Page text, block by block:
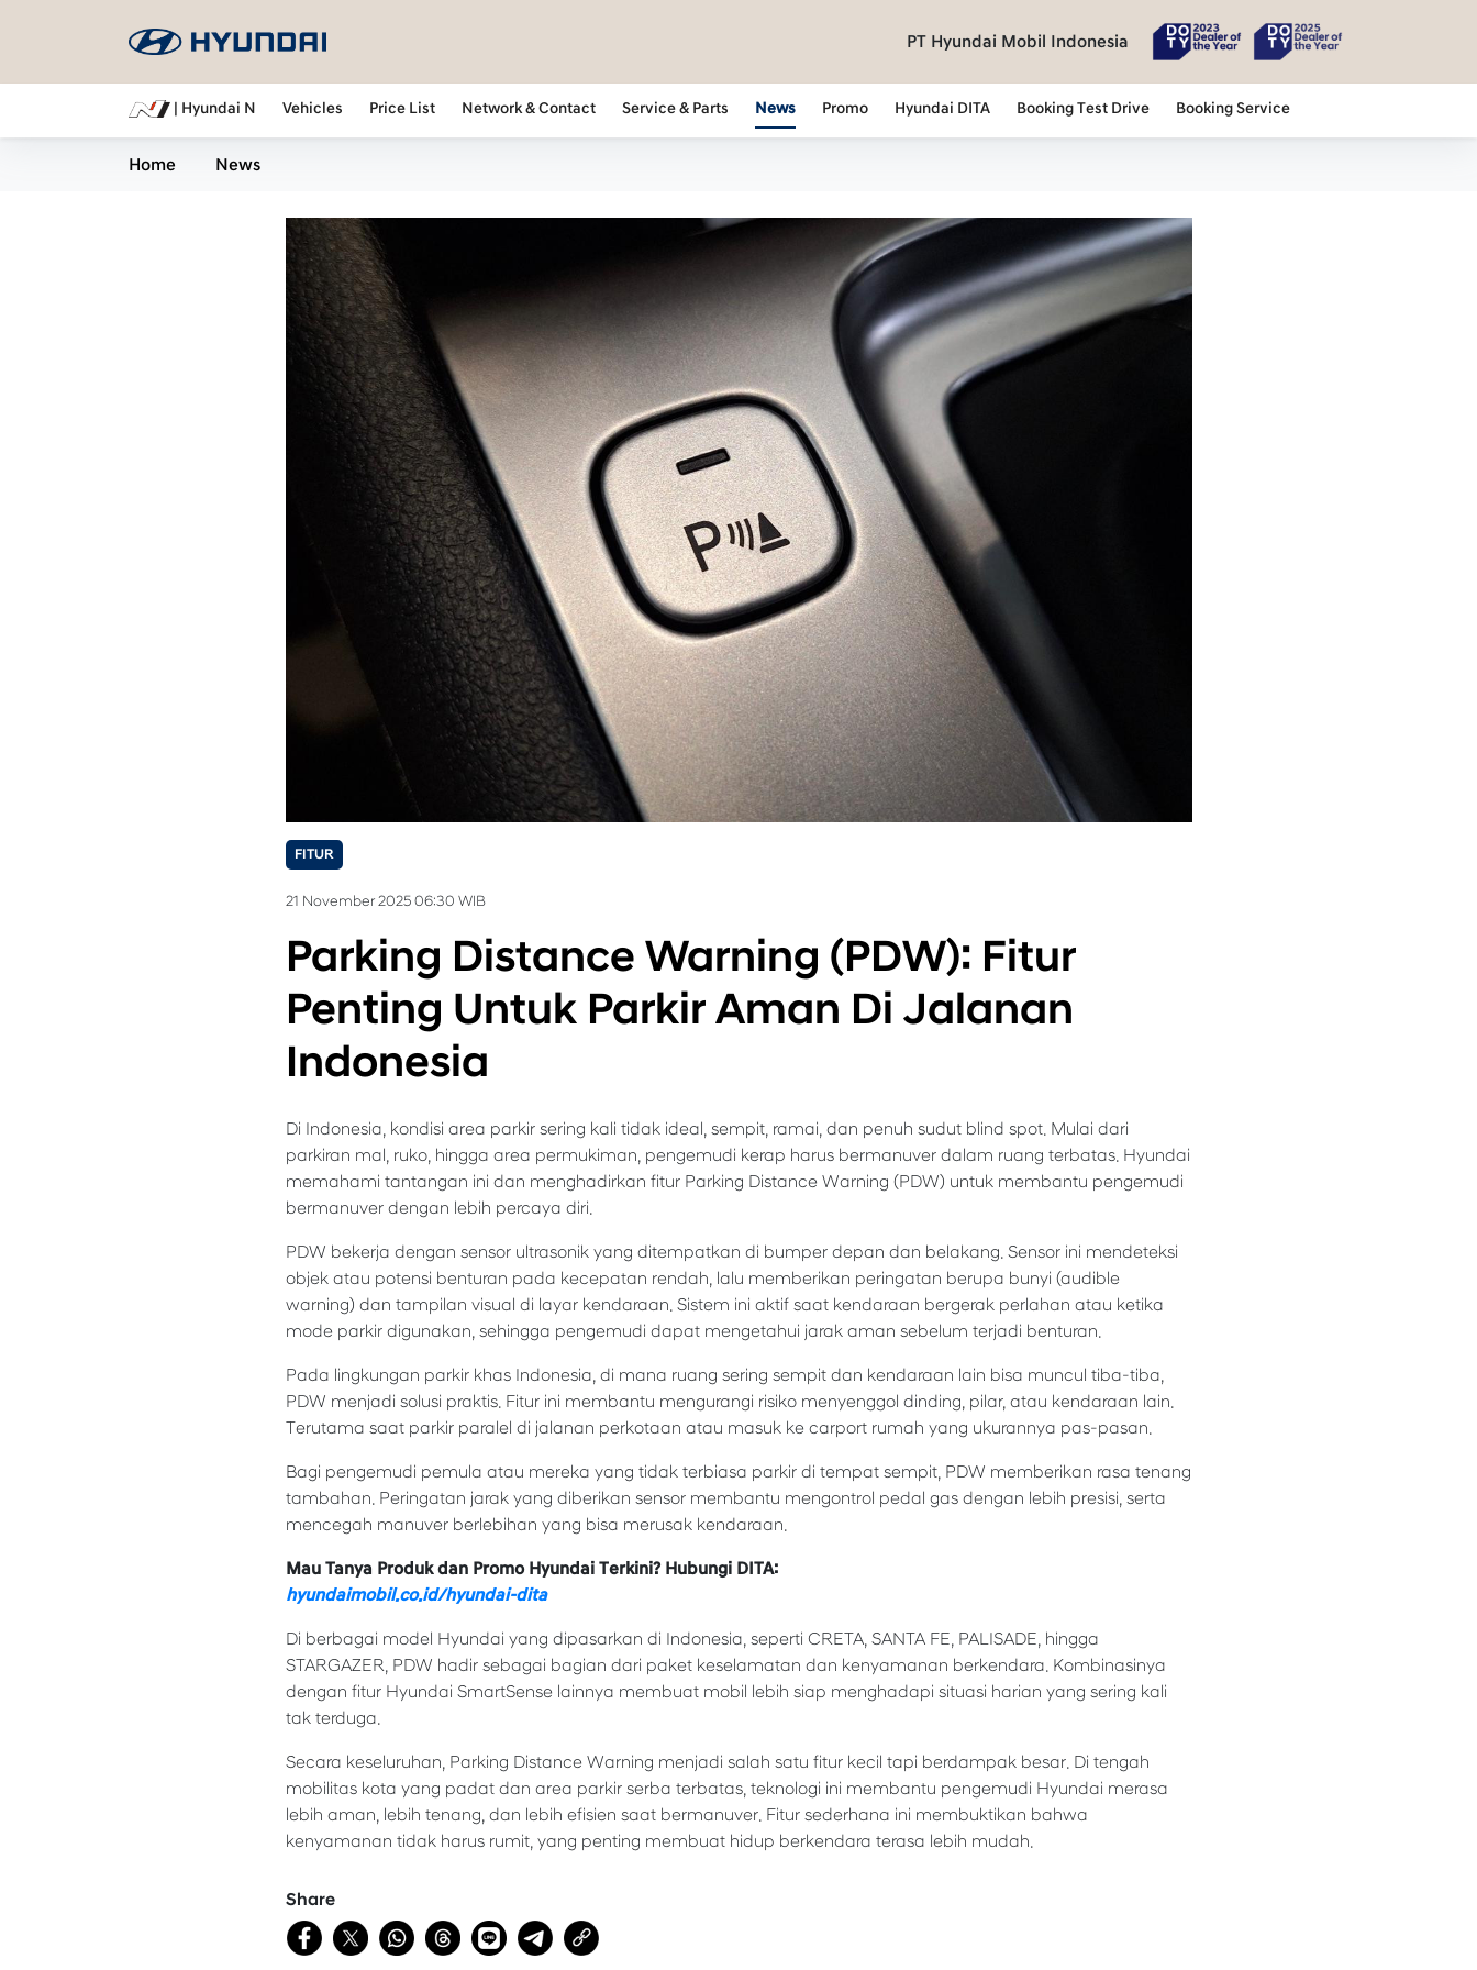
PT Hyundai Mobil Indonesia
| Hyundai N Vehicles Price List Network & Contact Service & Parts News Promo Hyundai DITA Booking Test Drive Booking Service
Home News
FITUR
21 November 2025 06:30 WIB
Parking Distance Warning (PDW): Fitur
Penting Untuk Parkir Aman Di Jalanan
Indonesia
Di Indonesia, kondisi area parkir sering kali tidak ideal, sempit, ramai, dan penuh sudut blind spot. Mulai dari
parkiran mal, ruko, hingga area permukiman, pengemudi kerap harus bermanuver dalam ruang terbatas. Hyundai
memahami tantangan ini dan menghadirkan fitur Parking Distance Warning (PDW) untuk membantu pengemudi
bermanuver dengan lebih percaya diri.
PDW bekerja dengan sensor ultrasonik yang ditempatkan di bumper depan dan belakang. Sensor ini mendeteksi
objek atau potensi benturan pada kecepatan rendah, lalu memberikan peringatan berupa bunyi (audible
warning) dan tampilan visual di layar kendaraan. Sistem ini aktif saat kendaraan bergerak perlahan atau ketika
mode parkir digunakan, sehingga pengemudi dapat mengetahui jarak aman sebelum terjadi benturan.
Pada lingkungan parkir khas Indonesia, di mana ruang sering sempit dan kendaraan lain bisa muncul tiba-tiba,
PDW menjadi solusi praktis. Fitur ini membantu mengurangi risiko menyenggol dinding, pilar, atau kendaraan lain.
Terutama saat parkir paralel di jalanan perkotaan atau masuk ke carport rumah yang ukurannya pas-pasan.
Bagi pengemudi pemula atau mereka yang tidak terbiasa parkir di tempat sempit, PDW memberikan rasa tenang
tambahan. Peringatan jarak yang diberikan sensor membantu mengontrol pedal gas dengan lebih presisi, serta
mencegah manuver berlebihan yang bisa merusak kendaraan.
Mau Tanya Produk dan Promo Hyundai Terkini? Hubungi DITA:
hyundaimobil.co.id/hyundai-dita
Di berbagai model Hyundai yang dipasarkan di Indonesia, seperti CRETA, SANTA FE, PALISADE, hingga
STARGAZER, PDW hadir sebagai bagian dari paket keselamatan dan kenyamanan berkendara. Kombinasinya
dengan fitur Hyundai SmartSense lainnya membuat mobil lebih siap menghadapi situasi harian yang sering kali
tak terduga.
Secara keseluruhan, Parking Distance Warning menjadi salah satu fitur kecil tapi berdampak besar. Di tengah
mobilitas kota yang padat dan area parkir serba terbatas, teknologi ini membantu pengemudi Hyundai merasa
lebih aman, lebih tenang, dan lebih efisien saat bermanuver. Fitur sederhana ini membuktikan bahwa
kenyamanan tidak harus rumit, yang penting membuat hidup berkendara terasa lebih mudah.
Share